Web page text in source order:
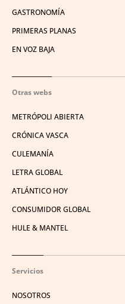
GASTRONOMÍA
PRIMERAS PLANAS
EN VOZ BAJA
Otras webs
METRÓPOLI ABIERTA
CRÓNICA VASCA
CULEMANÍA
LETRA GLOBAL
ATLÁNTICO HOY
CONSUMIDOR GLOBAL
HULE & MANTEL
Servicios
NOSOTROS